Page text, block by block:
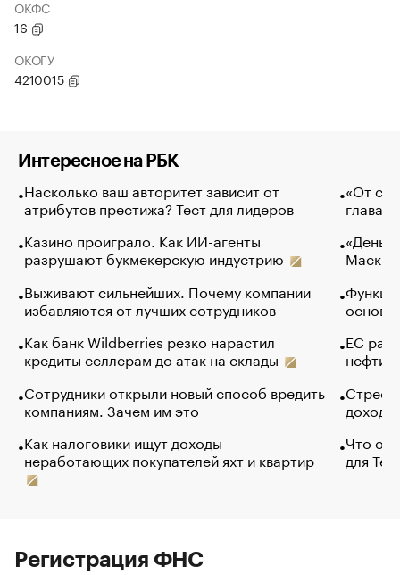
ОКФС
16
ОКОГУ
4210015
Интересное на РБК
Насколько ваш авторитет зависит от
атрибутов престижа? Тест для лидеров
Казино проиграло. Как ИИ-агенты
разрушают букмекерскую индустрию
Выживают сильнейших. Почему компании
избавляются от лучших сотрудников
Как банк Wildberries резко нарастил
кредиты селлерам до атак на склады
Сотрудники открыли новый способ вредить
компаниям. Зачем им это
Как налоговики ищут доходы
неработающих покупателей яхт и квартир
«От
глава
Маск в
основ
ЕС
нефти
Что
для
Регистрация ФНС